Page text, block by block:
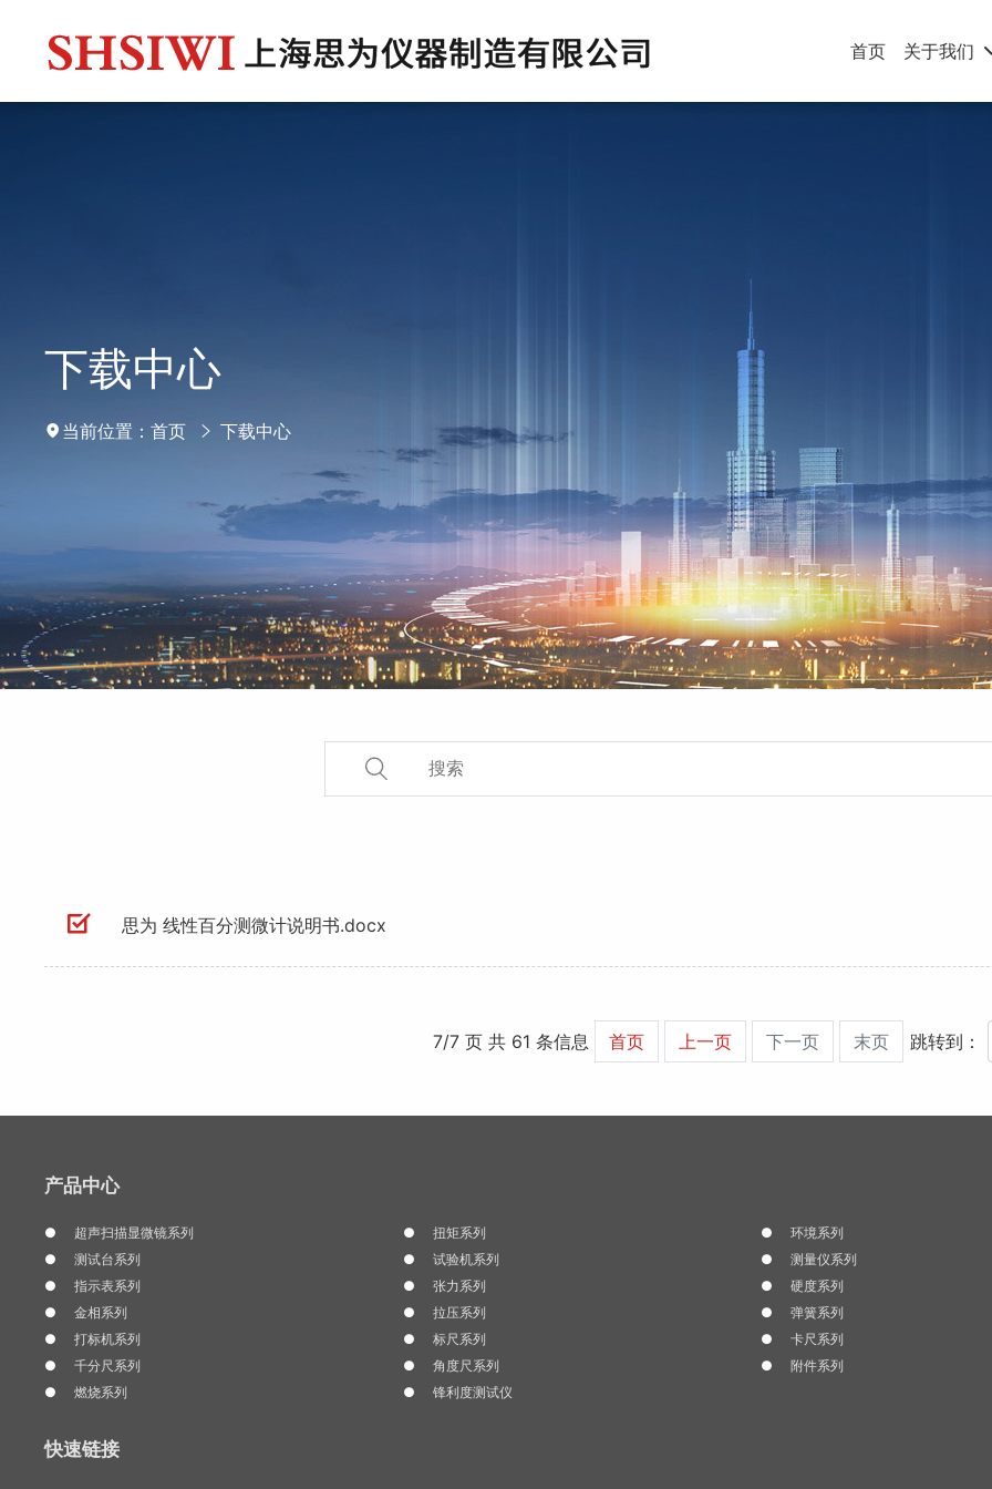
首页 关于我们
下载中心
当前位置：首页 下载中心
思为 线性百分测微计说明书.docx
7/7 页 共 61 条信息 首页 上一页 下一页 末页 跳转到：
产品中心
超声扫描显微镜系列 扭矩系列
环境系列
测试台系列
试验机系列
测量仪系列
指示表系列
张力系列
硬度系列
金相系列
拉压系列
弹簧系列
打标机系列
标尺系列
卡尺系列
千分尺系列
角度尺系列
附件系列
燃烧系列
锋利度测试仪
快速链接